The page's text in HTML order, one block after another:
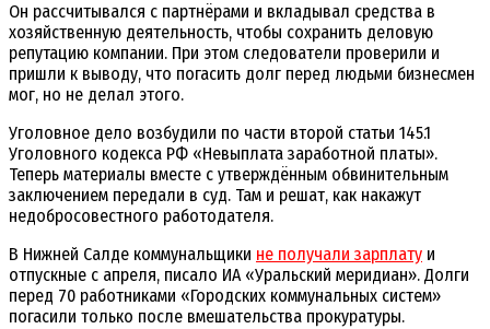
Он рассчитывался с партнёрами и вкладывал средства в
хозяйственную деятельность, чтобы сохранить деловую
репутацию компании. При этом следователи проверили и
пришли к выводу, что погасить долг перед людьми бизнесмен
мог, но не делал этого.
Уголовное дело возбудили по части второй статьи 145.1
Уголовного кодекса РФ «Невыплата заработной платы».
Теперь материалы вместе с утверждённым обвинительным
заключением передали в суд. Там и решат, как накажут
недобросовестного работодателя.
В Нижней Салде коммунальщики не получали зарплату и
отпускные с апреля, писало ИА «Уральский меридиан». Долги
перед 70 работниками «Городских коммунальных систем»
погасили только после вмешательства прокуратуры.